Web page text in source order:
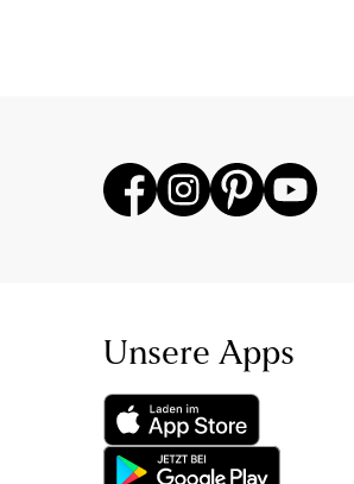
Unsere Apps